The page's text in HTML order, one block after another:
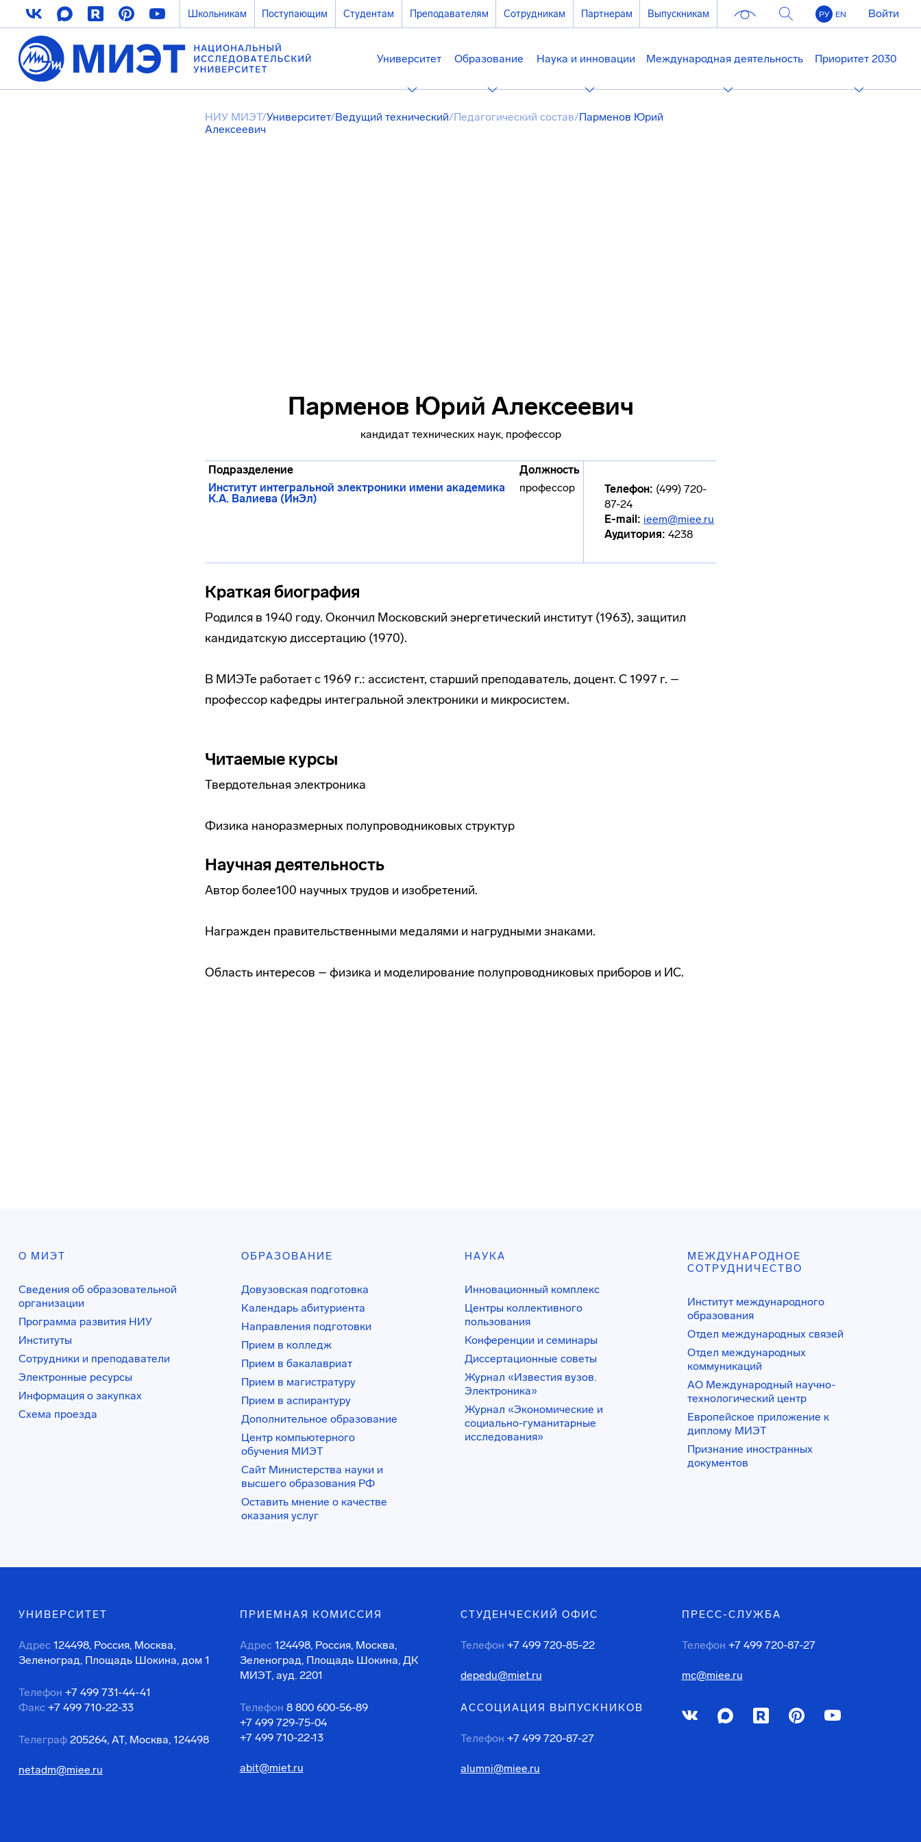
Школьникам Поступающим Студентам Преподавателям Сотрудникам Партнерам Выпускникам РУ EN Войти
Университет Образование Наука и инновации Международная деятельность Приоритет 2030
НИУ МИЭТ/Университет/Ведущий технический/Педагогический состав/Парменов Юрий
Алексеевич
Парменов Юрий Алексеевич
кандидат технических наук, профессор
Подразделение
Должность
Институт интегральной электроники имени академика
К.А. Валиева (ИнЭл)
профессор Телефон: (499) 720-
87-24
E-mail: ieem@miee.ru
Аудитория: 4238
Краткая биография
Родился в 1940 году. Окончил Московский энергетический институт (1963), защитил
кандидатскую диссертацию (1970).
В МИЭТе работает с 1969 г.: ассистент, старший преподаватель, доцент. С 1997 г. –
профессор кафедры интегральной электроники и микросистем.
Читаемые курсы
Твердотельная электроника
Физика наноразмерных полупроводниковых структур
Научная деятельность
Автор более100 научных трудов и изобретений.
Награжден правительственными медалями и нагрудными знаками.
Область интересов – физика и моделирование полупроводниковых приборов и ИС.
О МИЭТ
Сведения об образовательной
организации
Программа развития НИУ
Институты
Сотрудники и преподаватели
Электронные ресурсы
Информация о закупках
Схема проезда
ОБРАЗОВАНИЕ
Довузовская подготовка
Календарь абитуриента
Направления подготовки
Прием в колледж
Прием в бакалавриат
Прием в магистратуру
Прием в аспирантуру
Дополнительное образование
Центр компьютерного
обучения МИЭТ
Сайт Министерства науки и
высшего образования РФ
Оставить мнение о качестве
оказания услуг
НАУКА
Инновационный комплекс
Центры коллективного
пользования
Конференции и семинары
Диссертационные советы
Журнал «Известия вузов.
Электроника»
Журнал «Экономические и
социально-гуманитарные
исследования»
МЕЖДУНАРОДНОЕ
СОТРУДНИЧЕСТВО
Институт международного
образования
Отдел международных связей
Отдел международных
коммуникаций
АО Международный научно-
технологический центр
Европейское приложение к
диплому МИЭТ
Признание иностранных
документов
УНИВЕРСИТЕТ
Адрес 124498, Россия, Москва,
Зеленоград, Площадь Шокина, дом 1
Телефон +7 499 731-44-41
Факс +7 499 710-22-33
Телеграф 205264, АТ, Москва, 124498
netadm@miee.ru
ПРИЕМНАЯ КОМИССИЯ
Адрес 124498, Россия, Москва,
Зеленоград, Площадь Шокина, ДК
МИЭТ, ауд. 2201
Телефон 8 800 600-56-89
+7 499 729-75-04
+7 499 710-22-13
abit@miet.ru
СТУДЕНЧЕСКИЙ ОФИС
Телефон +7 499 720-85-22
depedu@miet.ru
АССОЦИАЦИЯ ВЫПУСКНИКОВ
Телефон +7 499 720-87-27
alumni@miee.ru
ПРЕСС-СЛУЖБА
Телефон +7 499 720-87-27
mc@miee.ru